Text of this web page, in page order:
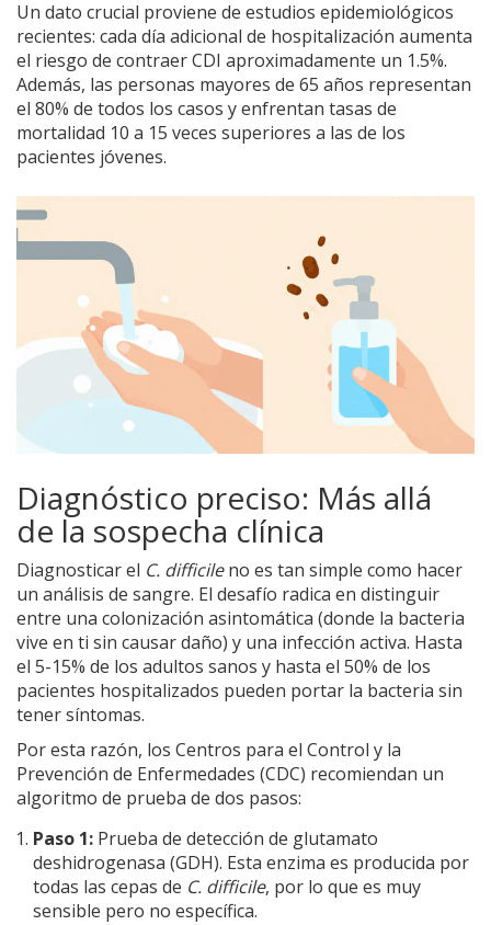
Un dato crucial proviene de estudios epidemiológicos
recientes: cada día adicional de hospitalización aumenta
el riesgo de contraer CDI aproximadamente un 1.5%.
Además, las personas mayores de 65 años representan
el 80% de todos los casos y enfrentan tasas de
mortalidad 10 a 15 veces superiores a las de los
pacientes jóvenes.
Diagnóstico preciso: Más allá
de la sospecha clínica
Diagnosticar el C. difficileno es tan simple como hacer
un análisis de sangre. El desafío radica en distinguir
entre una colonización asintomática (donde la bacteria
vive en ti sin causar daño) y una infección activa. Hasta
el 5-15% de los adultos sanos y hasta el 50% de los
pacientes hospitalizados pueden portar la bacteria sin
tener síntomas.
Por esta razón, los Centros para el Control y la
Prevención de Enfermedades (CDC) recomiendan un
algoritmo de prueba de dos pasos:
Paso 1: Prueba de detección de glutamato
deshidrogenasa (GDH). Esta enzima es producida por
todas las cepas de C. difficile, por lo que es muy
sensible pero no específica.